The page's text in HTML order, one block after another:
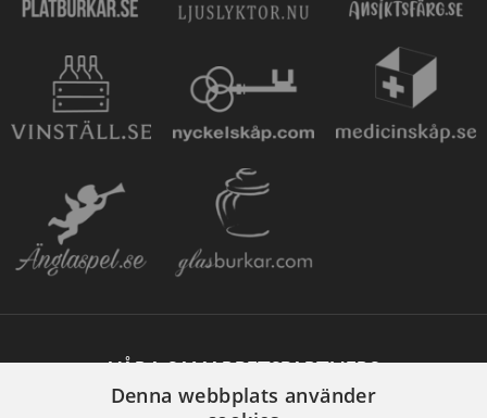
VÅRA SAMARBETSPARTNERS
Denna webbplats använder